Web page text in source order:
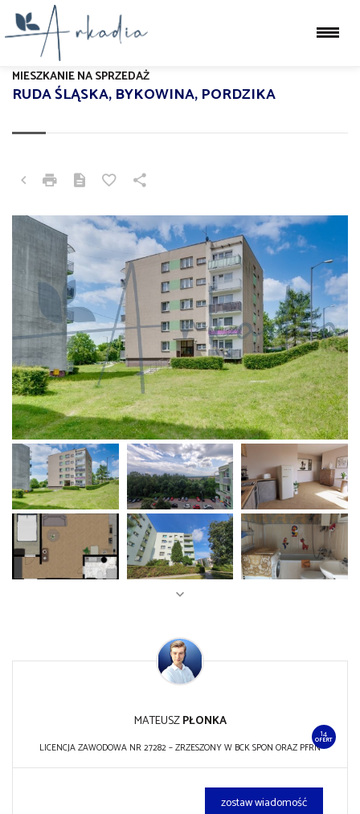
RUDA ŚLĄSKA, BYKOWINA, PORDZIKA
MIESZKANIE NA SPRZEDAŻ
14
OFERT
MATEUSZPŁONKA
LICENCJA ZAWODOWA NR 27282 – ZRZESZONY W BCK SPON ORAZ PFRN
zostaw wiadomość